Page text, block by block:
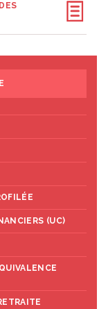
(UC)